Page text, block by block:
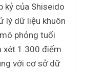
kỷ của Shiseido
lý dữ liệu khuôn
phỏng tuổi
xét 1.300 điểm
với cơ sở dữ